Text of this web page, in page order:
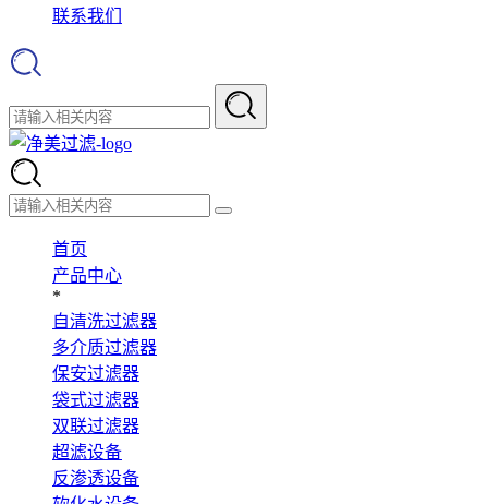
联系我们
首页
产品中心
*
自清洗过滤器
多介质过滤器
保安过滤器
袋式过滤器
双联过滤器
超滤设备
反渗透设备